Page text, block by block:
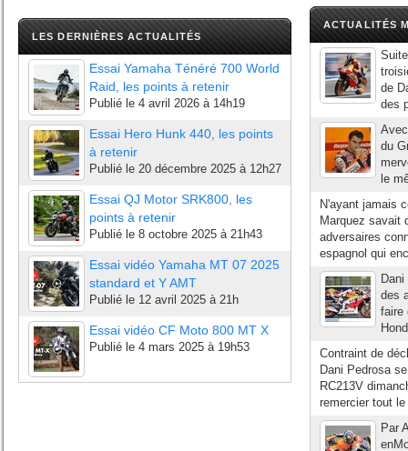
LES DERNIÈRES ACTUALITÉS
Essai Yamaha Ténéré 700 World
Raid, les points à retenir
Publié le 4 avril 2026 à 14h19
Essai Hero Hunk 440, les points
à retenir
Publié le 20 décembre 2025 à 12h27
Essai QJ Motor SRK800, les
points à retenir
Publié le 8 octobre 2025 à 21h43
Essai vidéo Yamaha MT 07 2025
standard et Y AMT
Publié le 12 avril 2025 à 21h
Essai vidéo CF Moto 800 MT X
Publié le 4 mars 2025 à 19h53
ACTUALITÉS
de
des
du
le
N'ayant jamais
Marquez savait
adversaires
espagnol qui
des
faire
Contraint de
Dani Pedrosa
RC213V
remercier tout
Par